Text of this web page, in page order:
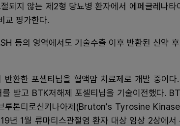
되지 않는 제2형 당뇨병 환자에서 에페글레나타
교 평가한다.
등의 영역에서도 기술수출 이후 반환된 신약
반환한 포셀티닙을 혈액암 치료제로 개발 중이
받고 BTK저해제 포셀티닙을 기술이전했다.
루톤티로신키나아제(Bruton's Tyrosine
년 1월 류마티스관절염 환자 대상 임상 2상에서